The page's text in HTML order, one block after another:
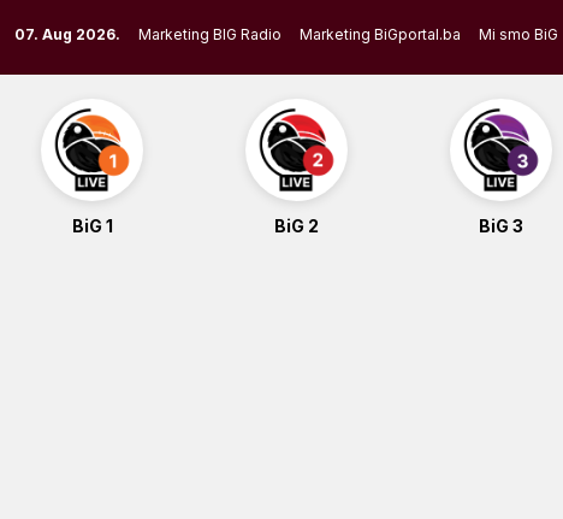
to
content
07. Aug 2026. Marketing BIG Radio Marketing BiGportal.ba Mi smo BiG
BiG 1 BiG 2 BiG 3